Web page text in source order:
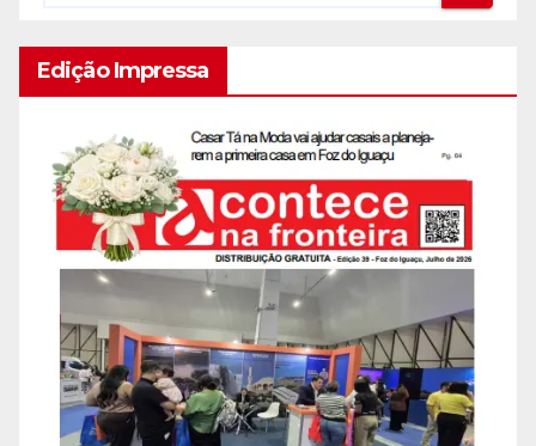
Edição Impressa